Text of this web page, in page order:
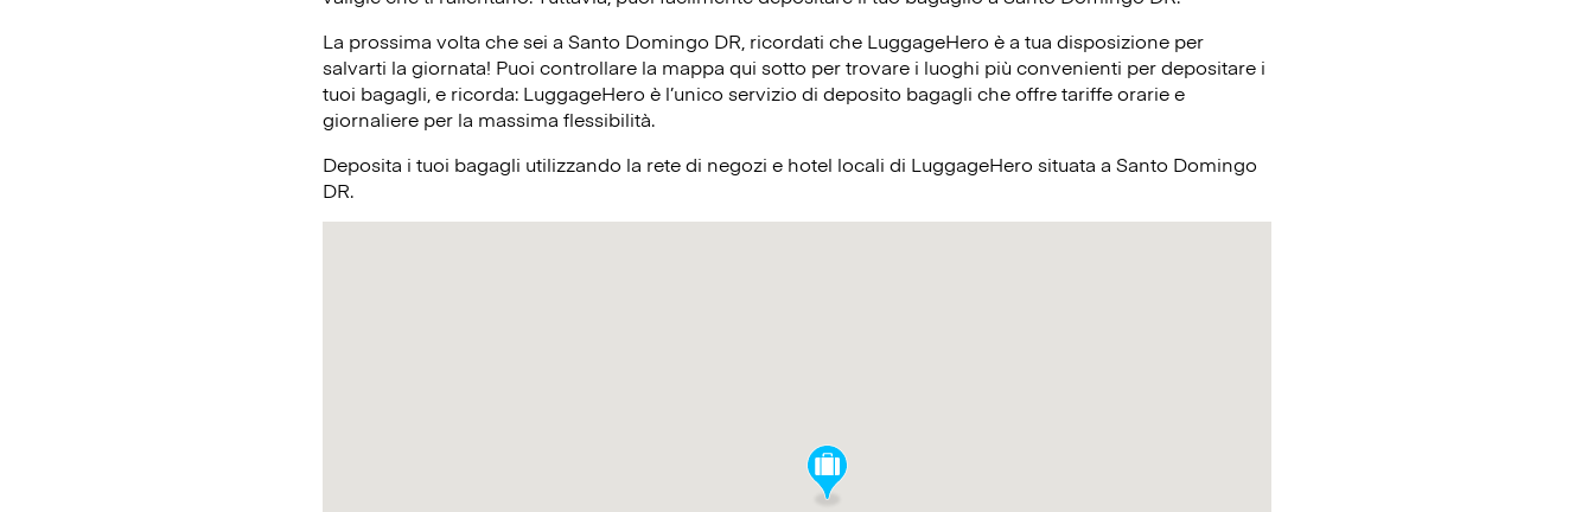
La prossima volta che sei a Santo Domingo DR, ricordati che LuggageHero è a tua disposizione per
salvarti la giornata! Puoi controllare la mappa qui sotto per trovare i luoghi più convenienti per depositare i
tuoi bagagli, e ricorda: LuggageHero è l’unico servizio di deposito bagagli che offre tariffe orarie e
giornaliere per la massima flessibilità.
Deposita i tuoi bagagli utilizzando la rete di negozi e hotel locali di LuggageHero situata a Santo Domingo
DR.